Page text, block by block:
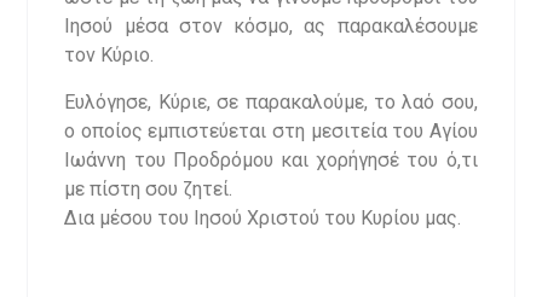
Ιησού μέσα στον κόσμο, ας παρακαλέσουμε
τον Κύριο.
Ευλόγησε, Κύριε, σε παρακαλούμε, το λαό σου,
ο οποίος εμπιστεύεται στη μεσιτεία του Αγίου
Ιωάννη του Προδρόμου και χορήγησέ του ό,τι
με πίστη σου ζητεί.
Δια μέσου του Ιησού Χριστού του Κυρίου μας.